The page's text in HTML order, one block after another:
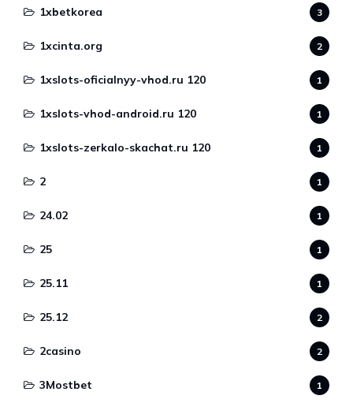
1xbetkorea 3
1xcinta.org 2
1xslots-oficialnyy-vhod.ru 120 1
1xslots-vhod-android.ru 120 1
1xslots-zerkalo-skachat.ru 120 1
2 1
24.02 1
25 1
25.11 1
25.12 2
2casino 2
3Mostbet 1